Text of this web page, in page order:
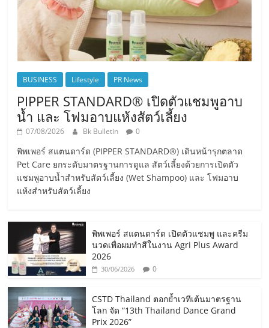
BUSINESS Lifestyle PR News
PIPPER STANDARD® เปิดตัวแชมพูอาบ
น้ำ และ โฟมอาบแห้งสัตว์เลี้ยง
07/08/2026 Bk Bulletin 0
พิพเพอร์ สแตนดาร์ด (PIPPER STANDARD®) เดินหน้ารุกตลาด
Pet Care ยกระดับมาตรฐานการดูแล สัตว์เลี้ยงด้วยการเปิดตัว
แชมพูอาบน้ำสำหรับสัตว์เลี้ยง (Wet Shampoo) และ โฟมอาบ
แห้งสำหรับสัตว์เลี้ยง
พิพเพอร์ สแตนดาร์ด เปิดตัวแชมพู และครีม
นวดเพื่อผมทำสีในงาน Agri Plus Award
2026
30/06/2026 0
CSTD Thailand ตอกย้ำเวทีเต้นมาตรฐาน
โลก จัด “13th Thailand Dance Grand
Prix 2026”